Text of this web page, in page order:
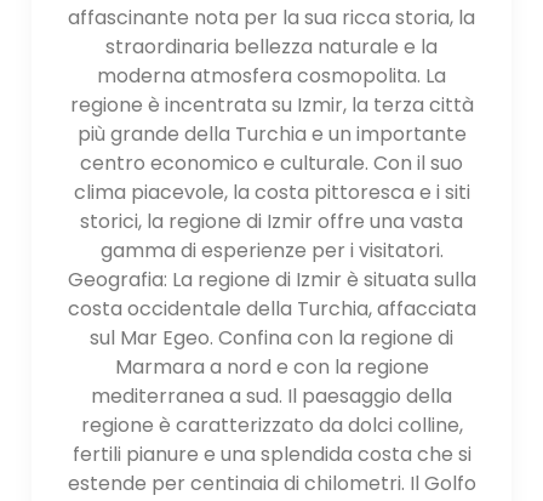
affascinante nota per la sua ricca storia, la
straordinaria bellezza naturale e la
moderna atmosfera cosmopolita. La
regione è incentrata su Izmir, la terza città
più grande della Turchia e un importante
centro economico e culturale. Con il suo
clima piacevole, la costa pittoresca e i siti
storici, la regione di Izmir offre una vasta
gamma di esperienze per i visitatori.
Geografia: La regione di Izmir è situata sulla
costa occidentale della Turchia, affacciata
sul Mar Egeo. Confina con la regione di
Marmara a nord e con la regione
mediterranea a sud. Il paesaggio della
regione è caratterizzato da dolci colline,
fertili pianure e una splendida costa che si
estende per centinaia di chilometri. Il Golfo